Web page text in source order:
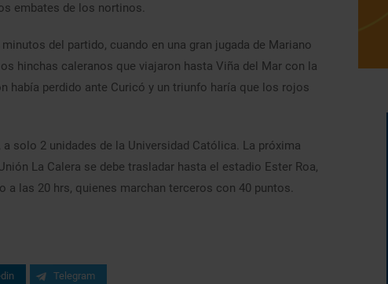
embates de los nortinos.
del partido, cuando en una gran jugada de Mariano
hinchas caleranos que viajaron hasta Viña del Mar con la
había perdido ante Curicó y un triunfo haría que los rojos
solo 2 unidades de la Universidad Católica. La próxima
La Calera se debe trasladar hasta el estadio Ester Roa,
a las 20 hrs, quienes marchan terceros con 40 puntos.
Telegram